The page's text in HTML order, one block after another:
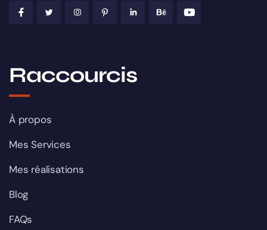
Raccourcis
À propos
Mes Services
Mes réalisations
Blog
FAQs